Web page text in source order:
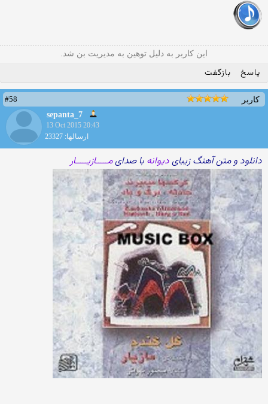
این کاربر به دلیل توهین به مدیریت بن شد.
پاسخ بازگفت
کاربر
#58
sepanta_7
13 Oct 2015 20:43
ارسالها: 23327
دانلود و متن آهنگ زیبایدیوانه با صدایمـــــازیـــــار